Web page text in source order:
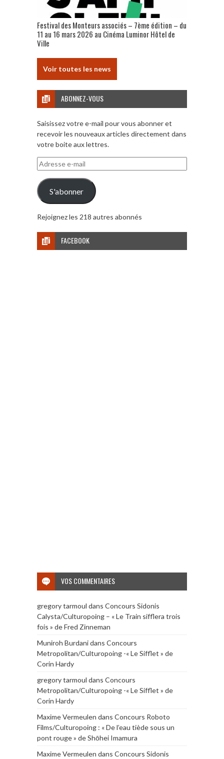
Festival des Monteurs associés – 7ème édition – du
11 au 16 mars 2026 au Cinéma Luminor Hôtel de
Ville
Voir toutes les news
ABONNEZ-VOUS
Saisissez votre e-mail pour vous abonner et
recevoir les nouveaux articles directement dans
votre boite aux lettres.
Adresse
e-
mail
S'abonner
Rejoignez les 218 autres abonnés
FACEBOOK
VOS COMMENTAIRES
gregory tarmoul dans Concours Sidonis
Calysta/Culturopoing – « Le Train sifflera trois
fois » de Fred Zinneman
Muniroh Burdanidans Concours
Metropolitan/Culturopoing -« Le Sifflet » de
Corin Hardy
gregory tarmoul dans Concours
Metropolitan/Culturopoing -« Le Sifflet » de
Corin Hardy
Maxime Vermeulen dans Concours Roboto
Films/Culturopoing : « De l’eau tiède sous un
pont rouge » de Shōhei Imamura
Maxime Vermeulen dans Concours Sidonis